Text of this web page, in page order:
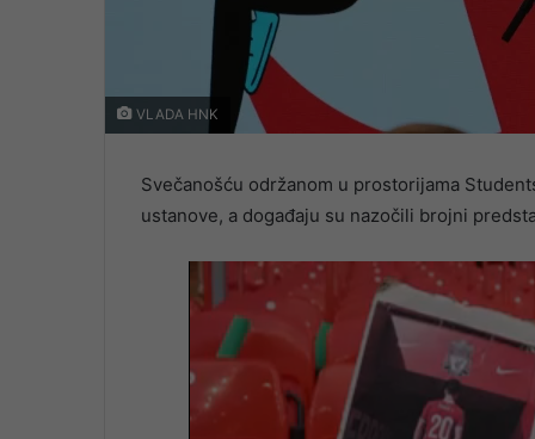
VLADA HNK
Svečanošću održanom u prostorijama
ustanove, a događaju su nazočili brojni